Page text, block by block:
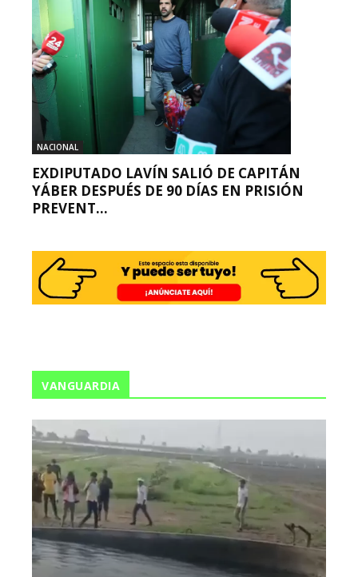
NACIONAL
EXDIPUTADO LAVÍN SALIÓ DE CAPITÁN
YÁBER DESPUÉS DE 90 DÍAS EN PRISIÓN
PREVENT...
VANGUARDIA